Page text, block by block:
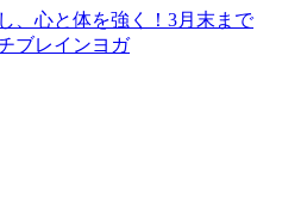
、心と体を強く！3月末まで
ブレインヨガ